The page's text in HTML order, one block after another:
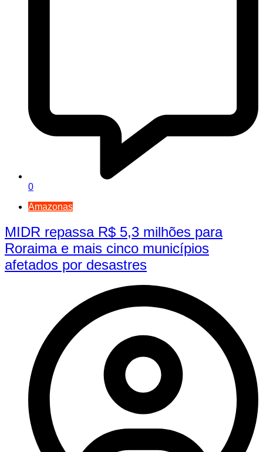
0
Amazonas
MIDR repassa R$ 5,3 milhões para
Roraima e mais cinco municípios
afetados por desastres